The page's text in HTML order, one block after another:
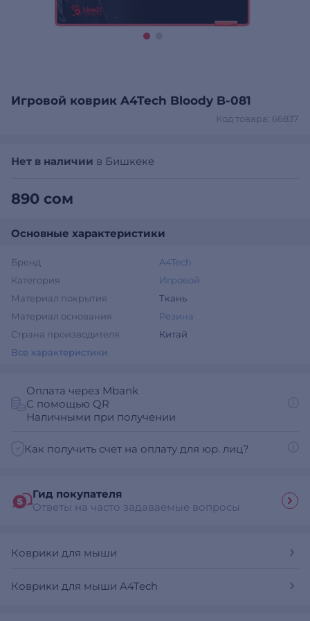
Игровой коврик A4Tech Bloody B-081
Код товара: 66837
Нет в наличии в Бишкеке
890 сом
Основные характеристики
Бренд
A4Tech
Категория
Игровой
Материал покрытия
Ткань
Материал основания
Резина
Страна производителя
Китай
Все характеристики
Оплата через Mbank
С помощью QR
Наличными при получении
Как получить счет на оплату для юр. лиц?
Гид покупателя
Ответы на часто задаваемые вопросы
Коврики для мыши
Коврики для мыши A4Tech